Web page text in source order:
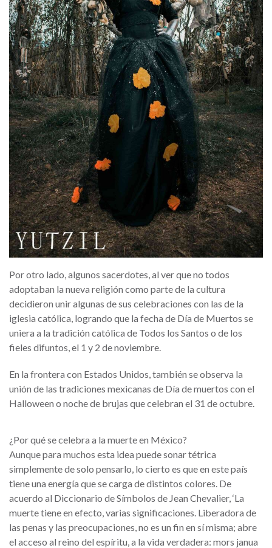
Por otro lado, algunos sacerdotes, al ver que no todos
adoptaban la nueva religión como parte de la cultura
decidieron unir algunas de sus celebraciones con las de la
iglesia católica, logrando que la fecha de Día de Muertos se
uniera a la tradición católica de Todos los Santos o de los
fieles difuntos, el 1 y 2 de noviembre.
En la frontera con Estados Unidos, también se observa la
unión de las tradiciones mexicanas de Día de muertos con el
Halloween o noche de brujas que celebran el 31 de octubre.
¿Por qué se celebra a la muerte en México?
Aunque para muchos esta idea puede sonar tétrica
simplemente de solo pensarlo, lo cierto es que en este país
tiene una energía que se carga de distintos colores. De
acuerdo al Diccionario de Símbolos de Jean Chevalier, ‘La
muerte tiene en efecto, varias significaciones. Liberadora de
las penas y las preocupaciones, no es un fin en sí misma; abre
el acceso al reino del espíritu, a la vida verdadera: mors janua